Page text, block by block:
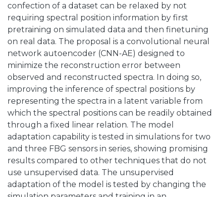
confection of a dataset can be relaxed by not
requiring spectral position information by first
pretraining on simulated data and then finetuning
on real data. The proposal is a convolutional neural
network autoencoder (CNN-AE) designed to
minimize the reconstruction error between
observed and reconstructed spectra. In doing so,
improving the inference of spectral positions by
representing the spectra in a latent variable from
which the spectral positions can be readily obtained
through a fixed linear relation. The model
adaptation capability is tested in simulations for two
and three FBG sensors in series, showing promising
results compared to other techniques that do not
use unsupervised data. The unsupervised
adaptation of the model is tested by changing the